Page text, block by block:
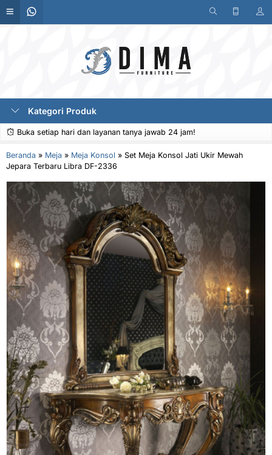
Kategori Produk
Buka setiap hari dan layanan tanya jawab 24 jam!
Beranda » Meja » Meja Konsol » Set Meja Konsol Jati Ukir Mewah
Jepara Terbaru Libra DF-2336